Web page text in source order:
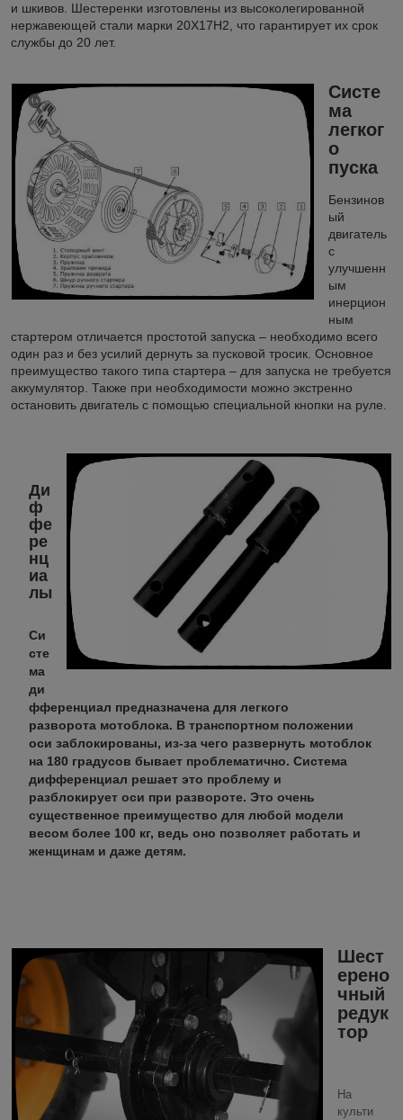
и шкивов. Шестеренки изготовлены из высоколегированной
нержавеющей стали марки 20X17H2, что гарантирует их срок
службы до 20 лет.
Систе
ма
легког
о
пуска
Бензинов
ый
двигатель
с
улучшенн
ым
инерцион
ным
стартером отличается простотой запуска – необходимо всего
один раз и без усилий дернуть за пусковой тросик. Основное
преимущество такого типа стартера – для запуска не требуется
аккумулятор. Также при необходимости можно экстренно
остановить двигатель с помощью специальной кнопки на руле.
Ди
ф
фе
ре
нц
иа
лы
Си
сте
ма
ди
фференциал предназначена для легкого
разворота мотоблока. В транспортном положении
оси заблокированы, из-за чего развернуть мотоблок
на 180 градусов бывает проблематично. Система
дифференциал решает это проблему и
разблокирует оси при развороте. Это очень
существенное преимущество для любой модели
весом более 100 кг, ведь оно позволяет работать и
женщинам и даже детям.
Шест
ерено
чный
редук
тор
На
культи